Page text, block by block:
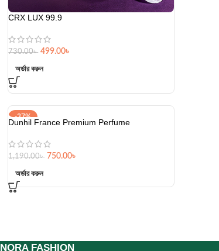
CRX LUX 99.9
730.00৳ 499.00৳
অর্ডার করুন
-37%
Dunhil France Premium Perfume
1,190.00৳ 750.00৳
অর্ডার করুন
NORA FASHION